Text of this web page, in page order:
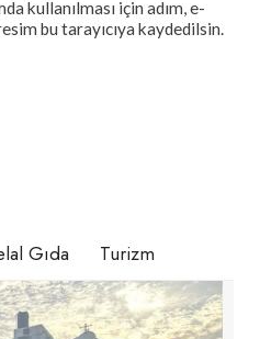
kullanılması için adım, e-
bu tarayıcıya kaydedilsin.
Gıda Turizm